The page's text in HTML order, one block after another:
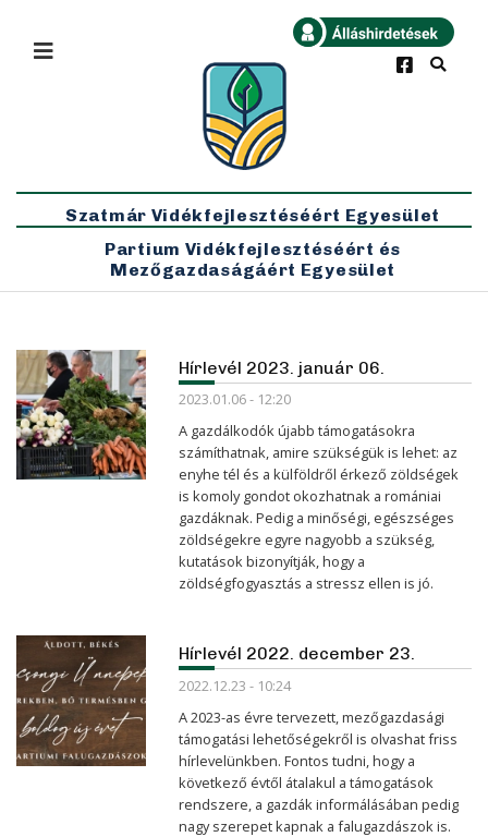
Legfrissebb
×
Szatmár Vidékfejlesztéséért Egyesület
Partium Vidékfejlesztéséért és
Mezőgazdaságáért Egyesület
Hírlevél 2023. január 06.
2023.01.06 - 12:20
A gazdálkodók újabb támogatásokra
számíthatnak, amire szükségük is lehet: az
enyhe tél és a külföldről érkező zöldségek
is komoly gondot okozhatnak a romániai
gazdáknak. Pedig a minőségi, egészséges
zöldségekre egyre nagyobb a szükség,
kutatások bizonyítják, hogy a
zöldségfogyasztás a stressz ellen is jó.
Hírlevél 2022. december 23.
2022.12.23 - 10:24
A 2023-as évre tervezett, mezőgazdasági
támogatási lehetőségekről is olvashat friss
hírlevelünkben. Fontos tudni, hogy a
következő évtől átalakul a támogatások
rendszere, a gazdák informálásában pedig
nagy szerepet kapnak a falugazdászok is.